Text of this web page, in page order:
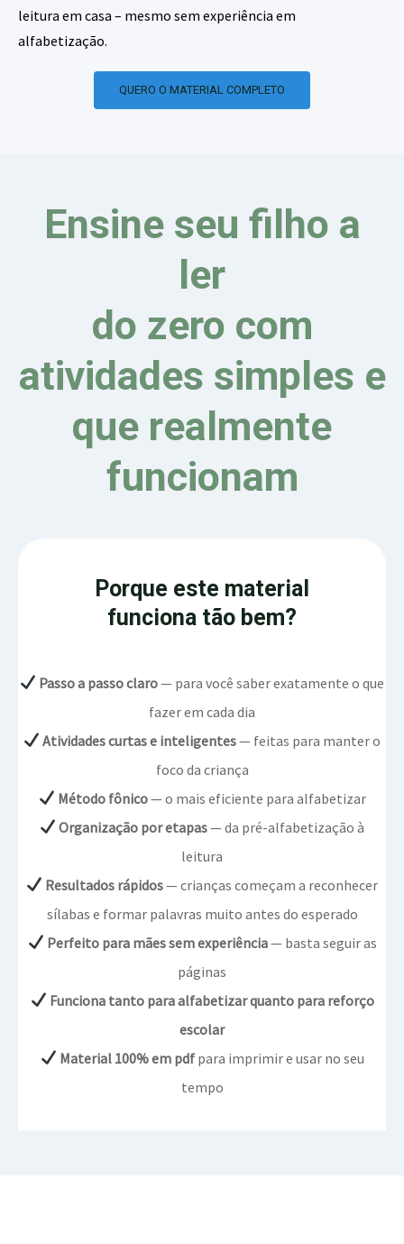
leitura em casa – mesmo sem experiência em
alfabetização.
QUERO O MATERIAL COMPLETO
Ensine seu filho a
ler
do zero com
atividades simples e
que realmente
funcionam
Porque este material
funciona tão bem?
Passo a passo claro— para você saber exatamente o que
fazer em cada dia
Atividades curtas e inteligentes— feitas para manter o
foco da criança
Método fônico— o mais eficiente para alfabetizar
Organização por etapas— da pré-alfabetização à
leitura
Resultados rápidos— crianças começam a reconhecer
sílabas e formar palavras muito antes do esperado
Perfeito para mães sem experiência— basta seguir as
páginas
Funciona tanto para alfabetizar quanto para reforço
escolar
Material 100% em pdfpara imprimir e usar no seu
tempo